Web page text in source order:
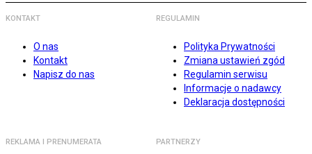
KONTAKT
O nas
Kontakt
Napisz do nas
REGULAMIN
Polityka Prywatności
Zmiana ustawień zgód
Regulamin serwisu
Informacje o nadawcy
Deklaracja dostępności
REKLAMA I PRENUMERATA PARTNERZY